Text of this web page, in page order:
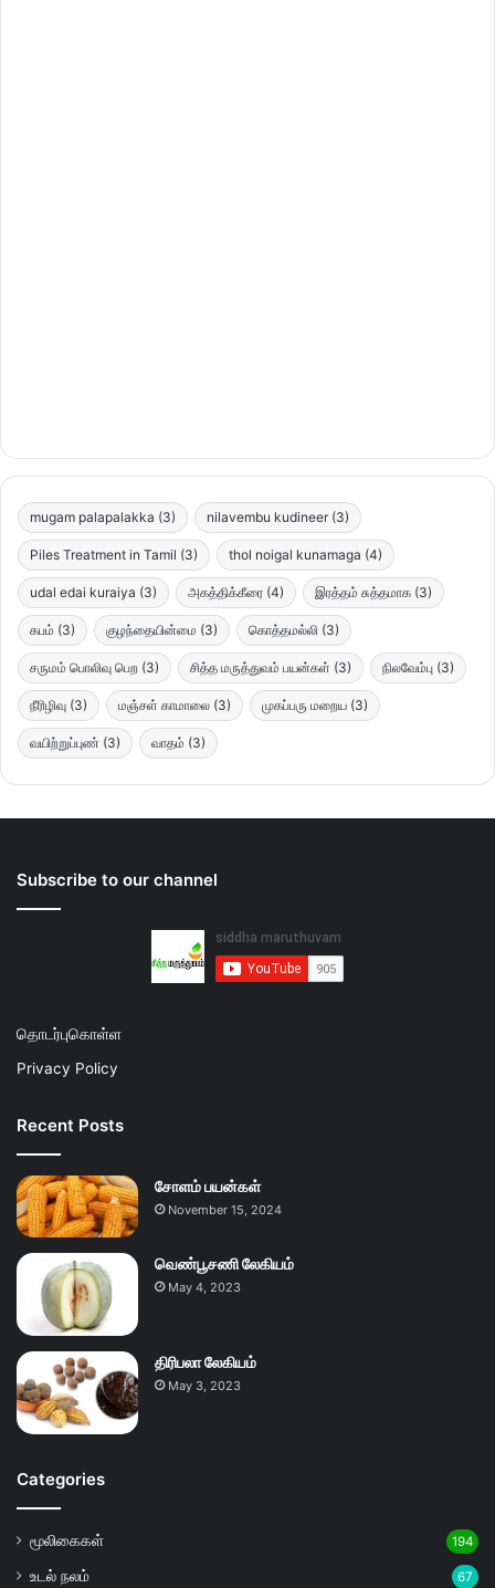
mugam palapalakka (3) nilavembu kudineer (3)
Piles Treatment in Tamil (3) thol noigal kunamaga (4)
udal edai kuraiya (3) அகத்திக்கீரை (4) இரத்தம் சுத்தமாக (3)
கபம் (3) குழந்தையின்மை (3) கொத்தமல்லி (3)
சருமம் பொலிவு பெற (3) சித்த மருத்துவம் பயன்கள் (3) நிலவேம்பு (3)
நீரிழிவு (3) மஞ்சள் காமாலை (3) முகப்பரு மறைய (3)
வயிற்றுப்புண் (3) வாதம் (3)
Subscribe to our channel
தொடர்புகொள்ள
Privacy Policy
Recent Posts
சோளம் பயன்கள்
November 15, 2024
வெண்பூசணி லேகியம்
May 4, 2023
திரிபலா லேகியம்
May 3, 2023
Categories
மூலிகைகள் 194
உடல் நலம் 67